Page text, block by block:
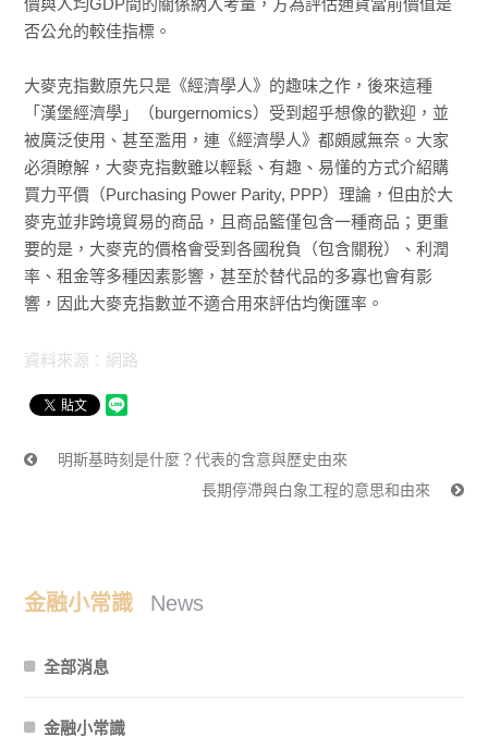
否公允的較佳指標。
大麥克指數原先只是《經濟學人》的趣味之作，後來這種
「漢堡經濟學」（burgernomics）受到超乎想像的歡迎，並
被廣泛使用、甚至濫用，連《經濟學人》都頗感無奈。大家
必須瞭解，大麥克指數雖以輕鬆、有趣、易懂的方式介紹購
買力平價（Purchasing Power Parity, PPP）理論，但由於大
麥克並非跨境貿易的商品，且商品籃僅包含一種商品；更重
要的是，大麥克的價格會受到各國稅負（包含關稅）、利潤
率、租金等多種因素影響，甚至於替代品的多寡也會有影
響，因此大麥克指數並不適合用來評估均衡匯率。
資料來源：網路
明斯基時刻是什麼？代表的含意與歷史由來
長期停滯與白象工程的意思和由來
金融小常識 News
全部消息
金融小常識